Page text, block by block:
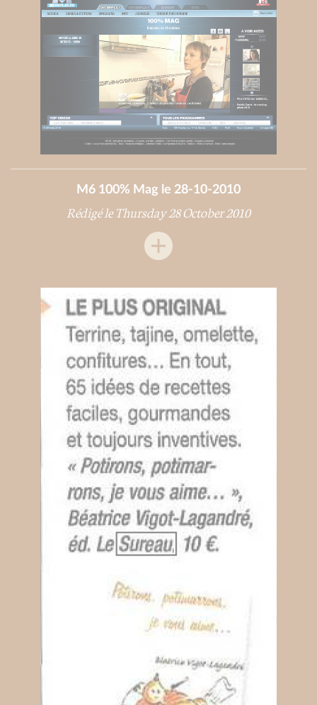
M6 100% Mag le 28-10-2010
Rédigé le Thursday 28 October 2010